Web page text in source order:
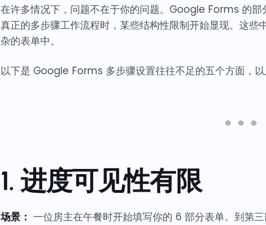
在许多情况下，问题不在于你的问题。Google Forms 的
真正的多步骤工作流程时，某些结构性限制开始显现。这
杂的表单中。
以下是 Google Forms 多步骤设置往往不足的五个方面，以
1. 进度可见性有限
场景： 一位房主在午餐时开始填写你的 6 部分表单。到第